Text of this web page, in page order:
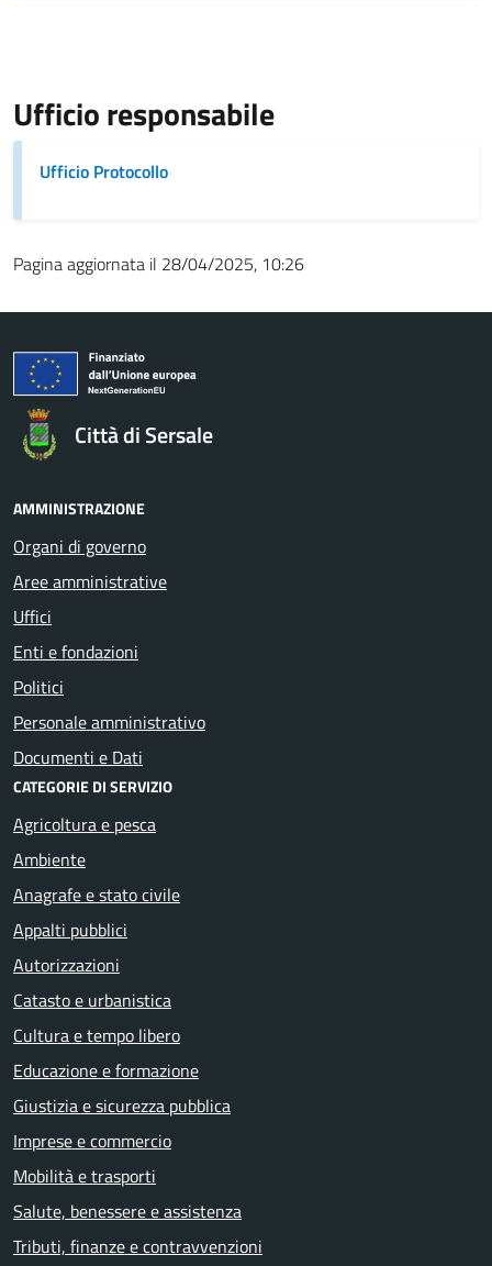
Ufficio responsabile
Ufficio Protocollo
Pagina aggiornata il 28/04/2025, 10:26
Città di Sersale
AMMINISTRAZIONE
Organi di governo
Aree amministrative
Uffici
Enti e fondazioni
Politici
Personale amministrativo
Documenti e Dati
CATEGORIE DI SERVIZIO
Agricoltura e pesca
Ambiente
Anagrafe e stato civile
Appalti pubblici
Autorizzazioni
Catasto e urbanistica
Cultura e tempo libero
Educazione e formazione
Giustizia e sicurezza pubblica
Imprese e commercio
Mobilità e trasporti
Salute, benessere e assistenza
Tributi, finanze e contravvenzioni